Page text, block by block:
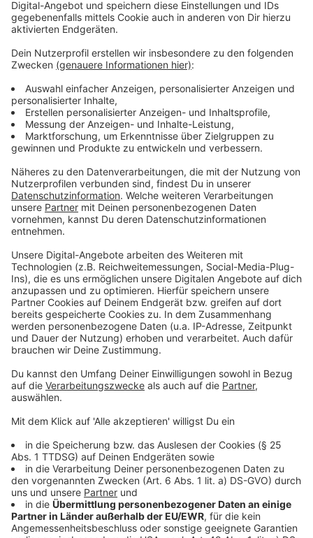
Hier findet Ihr weitere Infos zu dem Lauf.
Wie meldet Ihr Euch an?
Anzeige
- Vor und Nachnamen
- Adresse (für den Orden)
- Und ob ihr eine Startnummer oder Siegerurkunde
wollt
an folgende Adresse: bocholter-narrenlauf@gmx.de
Danach bekommt Ihr eine Antwortmail mit der IBAN
für die Teilnahmegebühr und der Orden für den
Narrenlauf wird bis zum Karnevalswochenende
zugestellt. Wenn Ihr eine Startnummer angefordert
Briefkasten liegen. Die Siegerurkunde wird nach
erfolgtem Lauf per Mail gesendet.
Anzeige
Der 4. Bocholter Narrenlauf - ein